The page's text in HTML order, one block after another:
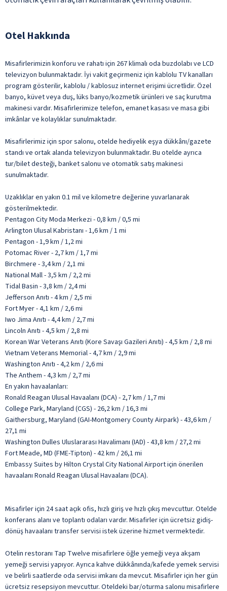
Otel Hakkında
Misafirlerimizin konforu ve rahatı için 267 klimalı oda buzdolabı ve LCD
televizyon bulunmaktadır. İyi vakit geçirmeniz için kablolu TV kanalları
program gösterilir, kablolu / kablosuz internet erişimi ücretlidir. Özel
banyo, küvet veya duş, lüks banyo/kozmetik ürünleri ve saç kurutma
makinesi vardır. Misafirlerimize telefon, emanet kasası ve masa gibi
imkânlar ve kolaylıklar sunulmaktadır.
Misafirlerimiz için spor salonu, otelde hediyelik eşya dükkânı/gazete
standı ve ortak alanda televizyon bulunmaktadır. Bu otelde ayrıca
tur/bilet desteği, banket salonu ve otomatik satış makinesi
sunulmaktadır.
Uzaklıklar en yakın 0.1 mil ve kilometre değerine yuvarlanarak
gösterilmektedir.
Pentagon City Moda Merkezi - 0,8 km / 0,5 mi
Arlington Ulusal Kabristanı - 1,6 km / 1 mi
Pentagon - 1,9 km / 1,2 mi
Potomac River - 2,7 km / 1,7 mi
Birchmere - 3,4 km / 2,1 mi
National Mall - 3,5 km / 2,2 mi
Tidal Basin - 3,8 km / 2,4 mi
Jefferson Anıtı - 4 km / 2,5 mi
Fort Myer - 4,1 km / 2,6 mi
Iwo Jima Anıtı - 4,4 km / 2,7 mi
Lincoln Anıtı - 4,5 km / 2,8 mi
Korean War Veterans Anıtı (Kore Savaşı Gazileri Anıtı) - 4,5 km / 2,8 mi
Vietnam Veterans Memorial - 4,7 km / 2,9 mi
Washington Anıtı - 4,2 km / 2,6 mi
The Anthem - 4,3 km / 2,7 mi
En yakın havaalanları:
Ronald Reagan Ulusal Havaalanı (DCA) - 2,7 km / 1,7 mi
College Park, Maryland (CGS) - 26,2 km / 16,3 mi
Gaithersburg, Maryland (GAI-Montgomery County Airpark) - 43,6 km /
27,1 mi
Washington Dulles Uluslararası Havalimanı (IAD) - 43,8 km / 27,2 mi
Fort Meade, MD (FME-Tipton) - 42 km / 26,1 mi
Embassy Suites by Hilton Crystal City National Airport için önerilen
havaalanı Ronald Reagan Ulusal Havaalanı (DCA).
Misafirler için 24 saat açık ofis, hızlı giriş ve hızlı çıkış mevcuttur. Otelde
konferans alanı ve toplantı odaları vardır. Misafirler için ücretsiz gidiş-
dönüş havaalanı transfer servisi istek üzerine hizmet vermektedir.
Otelin restoranı Tap Twelve misafirlere öğle yemeği veya akşam
yemeği servisi yapıyor. Ayrıca kahve dükkânında/kafede yemek servisi
ve belirli saatlerde oda servisi imkanı da mevcut. Misafirler için her gün
ücretsiz resepsiyon mevcuttur. Oteldeki bar/oturma salonu misafirlere